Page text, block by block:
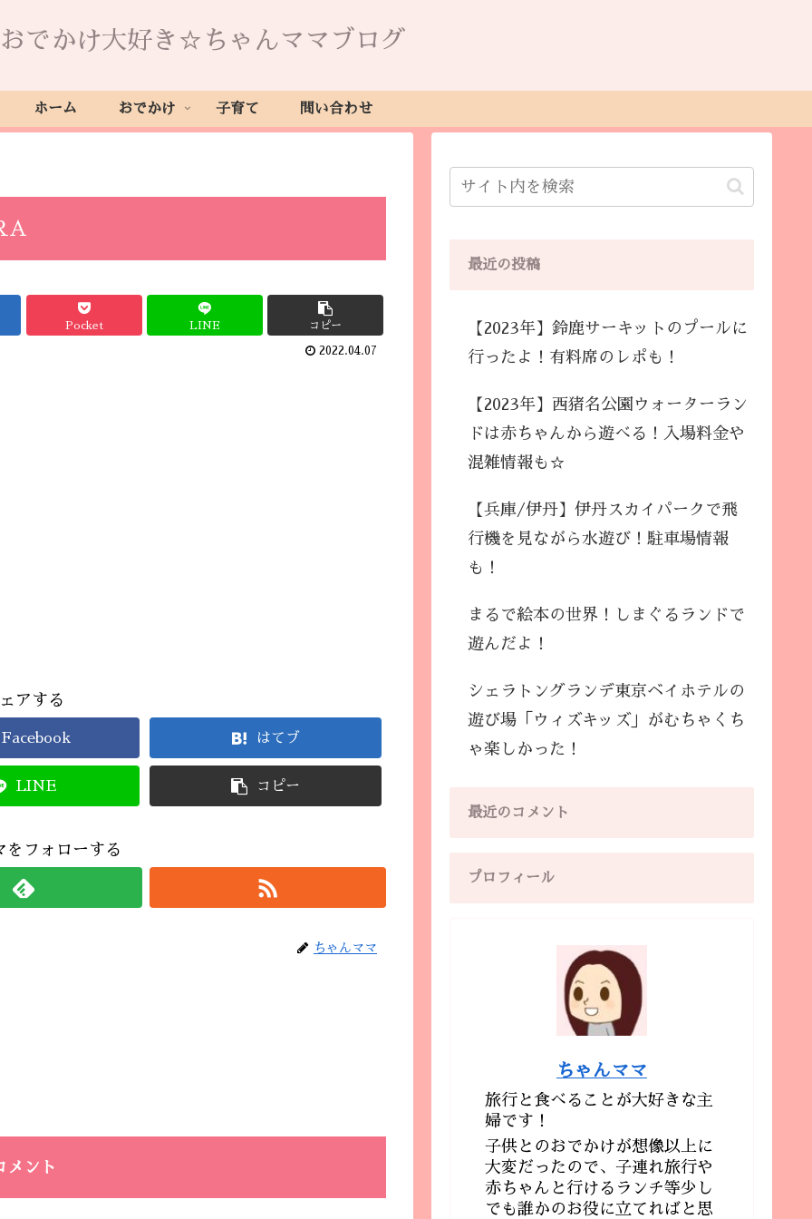
おでかけ大好き☆ちゃんママブログ
ホーム おでかけ 子育て 問い合わせ
Pocket LINE コピー
2022.04.07
アする
Facebook はてブ
LINE コピー
をフォローする
ちゃんママ
メント
最近の投稿
【2023年】鈴鹿サーキットのプールに
行ったよ！有料席のレポも！
【2023年】西猪名公園ウォーターラン
ドは赤ちゃんから遊べる！入場料金や
混雑情報も☆
【兵庫/伊丹】伊丹スカイパークで飛
行機を見ながら水遊び！駐車場情報
も！
まるで絵本の世界！しまぐるランドで
遊んだよ！
シェラトングランデ東京ベイホテルの
遊び場「ウィズキッズ」がむちゃくち
ゃ楽しかった！
最近のコメント
プロフィール
ちゃんママ
旅行と食べることが大好きな主
婦です！
子供とのおでかけが想像以上に
大変だったので、子連れ旅行や
赤ちゃんと行けるランチ等少し
でも誰かのお役に立てればと思